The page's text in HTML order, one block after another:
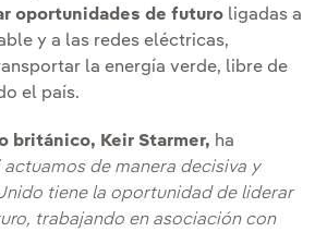
oportunidades de futuro ligadas a
y a las redes eléctricas,
la energía verde, libre de
el país.
británico, Keir Starmer, ha
actuamos de manera decisiva y
tiene la oportunidad de liderar
trabajando en asociación con